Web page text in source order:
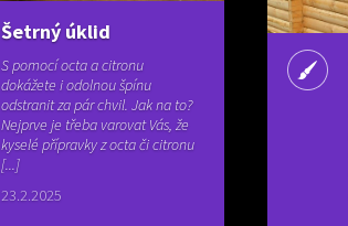
Šetrný úklid
S pomocí octa a citronu
dokážete i odolnou špínu
odstranit za pár chvil. Jak na to?
Nejprve je třeba varovat Vás, že
kyselé přípravky z octa či citronu
[...]
23.2.2025